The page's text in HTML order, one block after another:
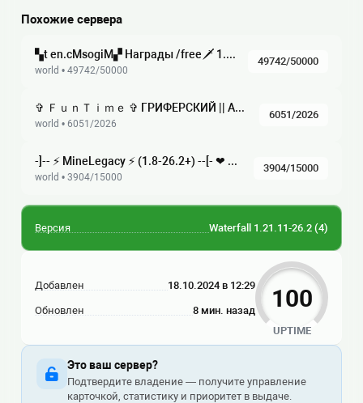
Похожие сервера
▚t en.cMsogiM▞ Награды /free🗡 1.8-26.2 ▞▚ ⁂ СурвГрифМини-ИгрыRolePlayАнархияMSO RPG, , , , ,
world • 49742/50000
49742/50000
✞ ＦｕｎＴｉｍｅ ✞ ГРИФЕРСКИЙ || АНАРХИЯ || ХАРДКОР ☆ 1.21 — 1.16.5 ☆ Глобальное обновление, ВАЙП!
world • 6051/2026
6051/2026
-]-- ⚡ MineLegacy ⚡ (1.8-26.2+) --[- ❤ Выживание ▪ BedWars ▪ Анархия ▪ Скайблок
world • 3904/15000
3904/15000
Версия Waterfall 1.21.11-26.2 (4)
Добавлен 18.10.2024 в 12:29
Обновлен 8 мин. назад 100
UPTIME
Это ваш сервер?
Подтвердите владение — получите управление
карточкой, статистику и приоритет в выдаче.